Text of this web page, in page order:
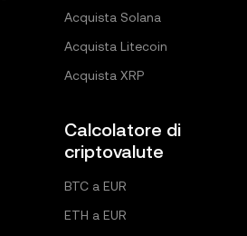
Acquista Solana
Acquista Litecoin
Acquista XRP
Calcolatore di
criptovalute
BTC a EUR
ETH a EUR